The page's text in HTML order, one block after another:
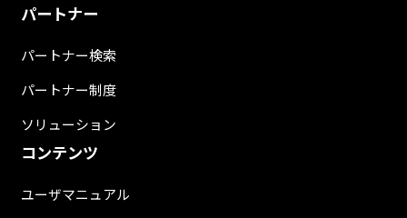
パートナー
パートナー検索
パートナー制度
ソリューション
コンテンツ
ユーザマニュアル